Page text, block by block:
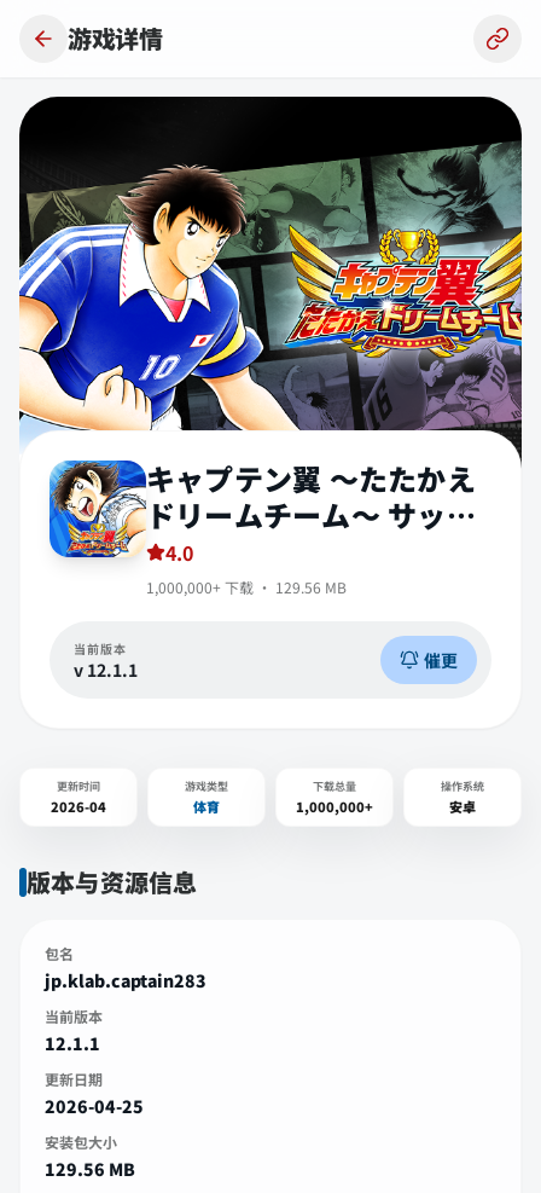
游戏详情
キャプテン翼 ～たたかえ
ドリームチーム～ サッカ
ーゲーム
4.0
1,000,000+ 下载 · 129.56 MB
当前版本
v 12.1.1 催更
更新时间
2026-04
游戏类型
体育
下载总量
1,000,000+
操作系统
安卓
版本与资源信息
包名
jp.klab.captain283
当前版本
12.1.1
更新日期
2026-04-25
安装包大小
129.56 MB